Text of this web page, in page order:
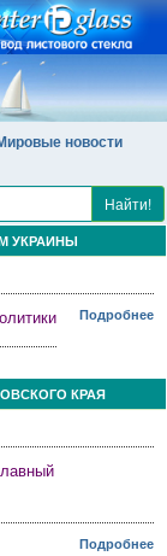
новости
Найти!
УКРАИНЫ
Подробнее
КРАЯ
Подробнее